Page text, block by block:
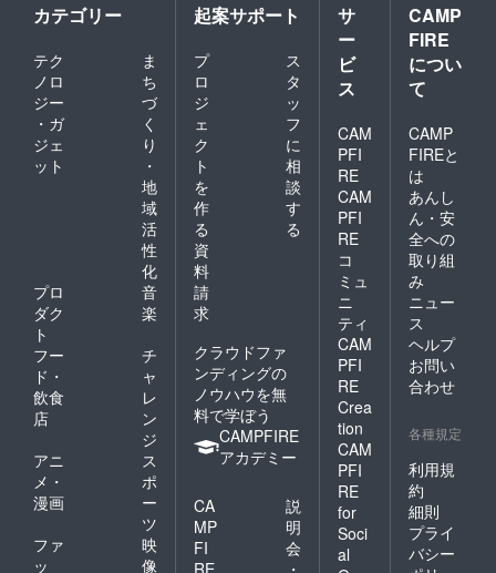
い。 ・
タオル
をお届
けする
ため
住所を
ご記入
くださ
い。 ・
SNS掲
載をご
希望の
場合
は、
「お名
前」ま
「企業
様名」
をご記
入くだ
カテゴリー
テク
ノロ
ジー
・ガ
ジェ
ット
ま
ち
づ
く
り
・
地
域
活
性
化
プロ
ダク
ト
音
楽
フー
ド・
飲食
店
チ
ャ
レ
ン
ジ
アニ
メ・
漫画
ス
ポ
ー
ツ
ファ
ッ
映
像
起案サポート
プ
ロ
ジ
ェ
ク
ト
を
作
る
ス
タ
ッ
フ
に
相
談
す
る
資
料
請
求
クラウドファ
ンディングの
ノウハウを無
料で学ぼう
CAMPFIRE
アカデミー
CA
MP
FI
RE
説
明
会
・
サ
ー
ビ
ス
CAM
PFI
RE
CAM
PFI
RE
コ
ミュ
ニ
ティ
CAM
PFI
RE
Crea
tion
CAM
PFI
RE
for
Soci
al
CAMP
FIRE
につい
て
CAMP
FIREと
は
あんし
ん・安
全への
取り組
み
ニュー
ス
ヘルプ
お問い
合わせ
各種規定
利用規
約
細則
プライ
バシー